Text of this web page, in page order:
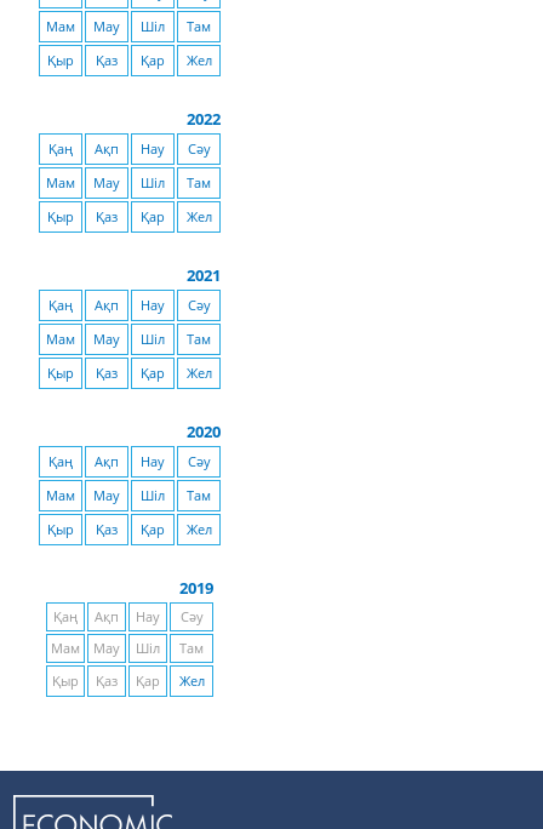
Мам
Мау Шіл
Там
Қыр
Қаз Қар Жел
2022
Қаң Ақп Нау
Сәу
Мам
Мау Шіл
Там
Қыр
Қаз Қар Жел
2021
Қаң Ақп Нау
Сәу
Мам
Мау Шіл
Там
Қыр
Қаз Қар Жел
2020
Қаң Ақп Нау
Сәу
Мам
Мау Шіл
Там
Қыр
Қаз Қар Жел
2019
Қаң Ақп Нау
Сәу
Мам
Мау Шіл
Там
Қыр
Қаз Қар Жел